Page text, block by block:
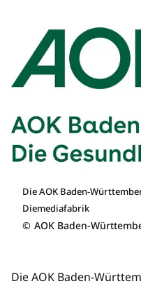
Die AOK Baden-
Diemediafabrik
© AOK Baden-
Die AOK Baden-